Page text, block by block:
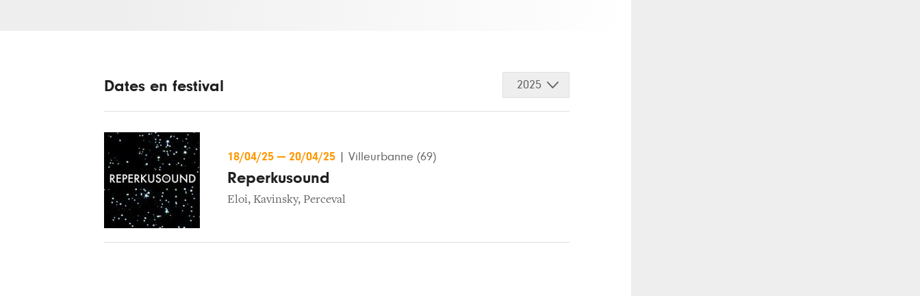
Dates en festival 2025
18/04/25 — 20/04/25 Villeurbanne (69)
Reperkusound
Eloi, Kavinsky, Perceval